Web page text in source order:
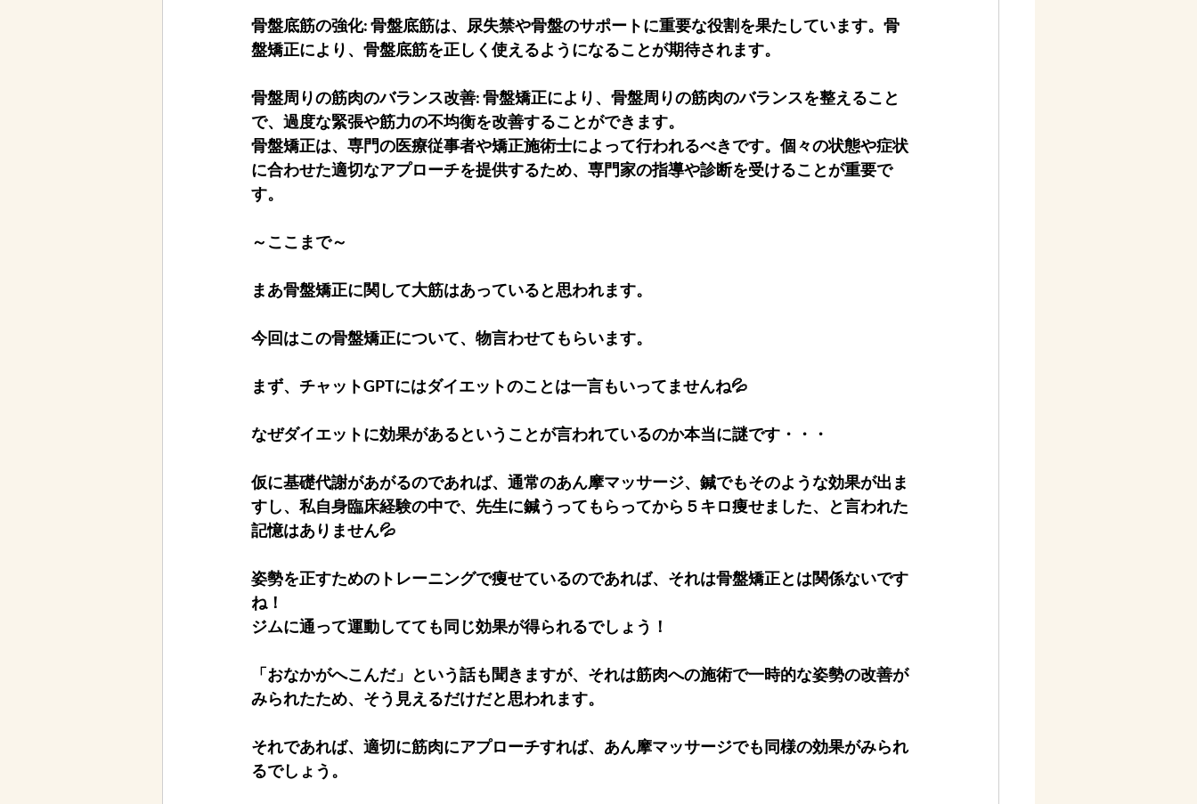
骨盤底筋の強化: 骨盤底筋は、尿失禁や骨盤のサポートに重要な役割を果たしています。骨
盤矯正により、骨盤底筋を正しく使えるようになることが期待されます。
骨盤周りの筋肉のバランス改善: 骨盤矯正により、骨盤周りの筋肉のバランスを整えること
で、過度な緊張や筋力の不均衡を改善することができます。
骨盤矯正は、専門の医療従事者や矯正施術士によって行われるべきです。個々の状態や症状
に合わせた適切なアプローチを提供するため、専門家の指導や診断を受けることが重要で
す。
～ここまで～
まあ骨盤矯正に関して大筋はあっていると思われます。
今回はこの骨盤矯正について、物言わせてもらいます。
まず、チャットGPTにはダイエットのことは一言もいってませんね💦
なぜダイエットに効果があるということが言われているのか本当に謎です・・・
仮に基礎代謝があがるのであれば、通常のあん摩マッサージ、鍼でもそのような効果が出ま
すし、私自身臨床経験の中で、先生に鍼うってもらってから５キロ痩せました、と言われた
記憶はありません💦
姿勢を正すためのトレーニングで痩せているのであれば、それは骨盤矯正とは関係ないです
ね！
ジムに通って運動してても同じ効果が得られるでしょう！
「おなかがへこんだ」という話も聞きますが、それは筋肉への施術で一時的な姿勢の改善が
みられたため、そう見えるだけだと思われます。
それであれば、適切に筋肉にアプローチすれば、あん摩マッサージでも同様の効果がみられ
るでしょう。